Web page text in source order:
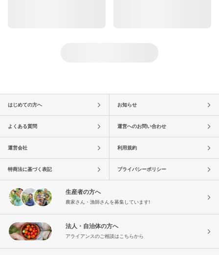
はじめての方へ お知らせ
よくある質問 運営へのお問い合わせ
運営会社 利用規約
特商法に基づく表記 プライバシーポリシー
生産者の方へ
農家さん・漁師さんを募集しています!
法人・自治体の方へ
アライアンスのご相談はこちらから